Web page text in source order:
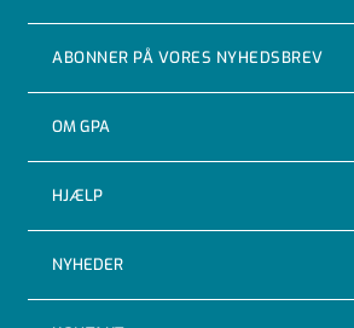
SIL-SS-090/110-1,0
ABONNER PÅ VORES NYHEDSBREV
OM GPA
Om GPA Flowsystem A/S
Certificeringer
HJÆLP
Track and trace
Returnering af varer
NYHEDER